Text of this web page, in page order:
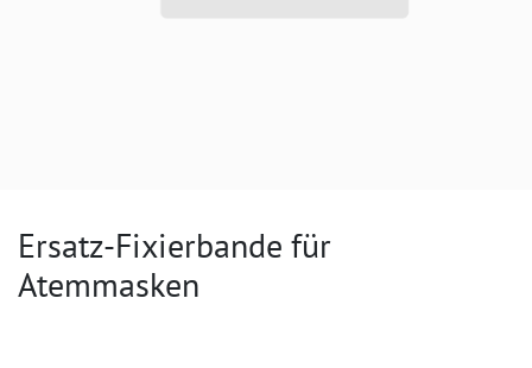
Ersatz-Fixierbande für
Atemmasken